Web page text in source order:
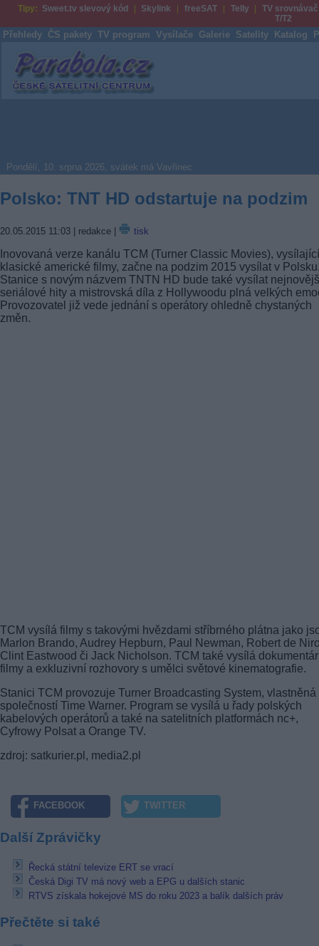
Tipy: Sweet.tv slevový kód Skylink freeSAT Telly
TV srovnávač
T/T2
Přehledy ČS pakety TV program Vysílače Galerie Satelity Katalog
Parabola.cz
Pondělí, 10. srpna 2026, svátek má Vavřinec
Polsko: TNT HD odstartuje na podzim
20.05.2015 11:03 | redakce | tisk
Inovovaná verze kanálu TCM (Turner Classic Movies), vysílající
klasické americké filmy, začne na podzim 2015 vysílat v
Stanice s novým názvem TNTN HD bude také vysílat
seriálové hity a mistrovská díla z Hollywoodu plná velkých
Provozovatel již vede jednání s operátory ohledně chystaných
změn.
TCM vysílá filmy s takovými hvězdami stříbrného plátna jako
Marlon Brando, Audrey Hepburn, Paul Newman, Robert de
Clint Eastwood či Jack Nicholson. TCM také vysílá
filmy a exkluzivní rozhovory s umělci světové kinematografie.
Stanici TCM provozuje Turner Broadcasting System, vlastněná
společností Time Warner. Program se vysílá u řady polských
kabelových operátorů a také na satelitních platformách nc+,
Cyfrowy Polsat a Orange TV.
zdroj: satkurier.pl, media2.pl
FACEBOOK TWITTER
Další Zprávičky
Řecká státní televize ERT se vrací
Česká Digi TV má nový web a EPG u dalších stanic
RTVS získala hokejové MS do roku 2023 a balík dalších práv
Přečtěte si také